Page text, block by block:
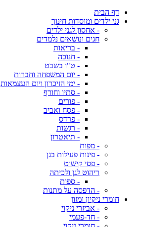
דף הבית
גני ילדים ומוסדות חינוך
- אחסון לגני ילדים
חגים ונושאים נלמדים
- בריאות
- חנוכה
- ט"ו בשבט
- יום המשפחה וחברות
- ימי הזיכרון ויום העצמאות
- סתיו וחורף
- פורים
- פסח ואביב
- פרדס
- רגשות
- תיאטרון
- מפות
- פינות פעילות בגן
- פסי קישוט
ריהוט לגן ולכיתה
- ספות
- הדפסה על מתנות
חומרי ניקיון ומזון
- אביזרי ניקוי
- חד-פעמי